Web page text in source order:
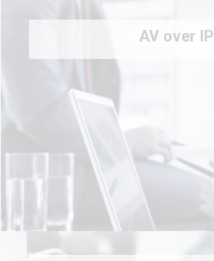
AV over IP